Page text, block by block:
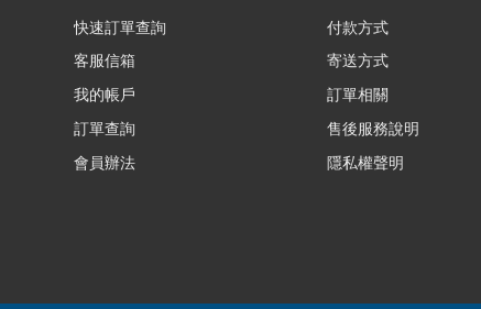
快速訂單查詢
客服信箱
我的帳戶
訂單查詢
會員辦法
付款方式
寄送方式
訂單相關
售後服務說明
隱私權聲明